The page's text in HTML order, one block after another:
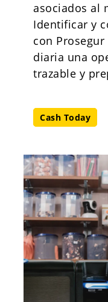
asociados al
Identificar y
con
diaria una
trazable y
Cash Today